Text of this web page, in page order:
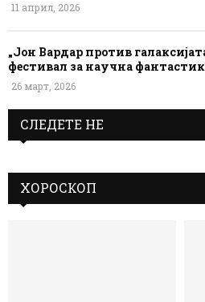
11 април, 2026
„Јон Вардар против
фестивал за научна
26 март, 2026
СЛЕДЕТЕ НЕ
ХОРОСКОП